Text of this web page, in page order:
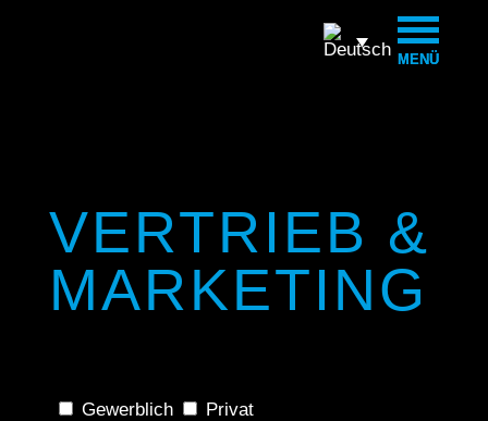
MENÜ
MENÜ
VERTRIEB &
MARKETING
Gewerblich Privat